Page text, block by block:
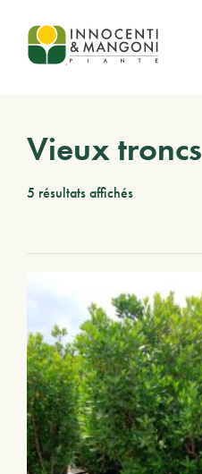
Skip to main content
Vieux troncs
5 résultats affichés